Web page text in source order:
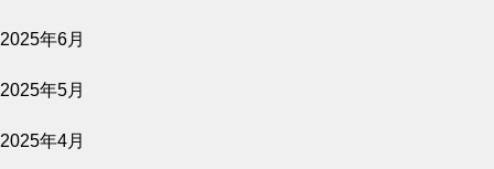
2025年6月
2025年5月
2025年4月